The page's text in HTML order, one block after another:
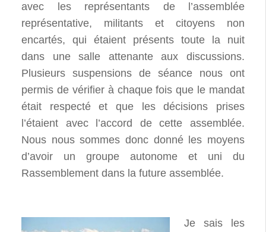
avec les représentants de l’assemblée
représentative, militants et citoyens non
encartés, qui étaient présents toute la nuit
dans une salle attenante aux discussions.
Plusieurs suspensions de séance nous ont
permis de vérifier à chaque fois que le mandat
était respecté et que les décisions prises
l’étaient avec l’accord de cette assemblée.
Nous nous sommes donc donné les moyens
d’avoir un groupe autonome et uni du
Rassemblement dans la future assemblée.
Je sais les